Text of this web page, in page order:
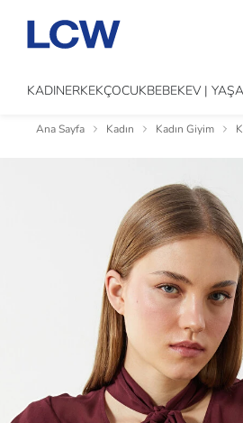
KADINERKEKÇOCUKBEBEKEV |
Ana Sayfa Kadın Kadın Giyim